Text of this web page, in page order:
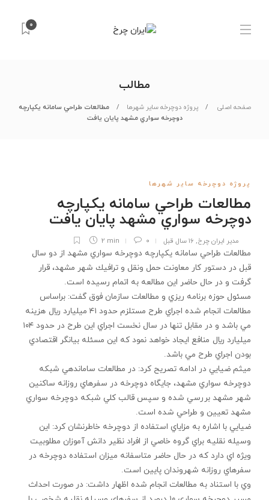
۰
مطالب
صفحه اصلی پروژه دوچرخه سایر شهرها
مطالعات طراحي سامانه يكپارچه
دوچرخه سواري مشهد پايان يافت
پروژه دوچرخه سایر شهرها
مطالعات طراحي سامانه يكپارچه
دوچرخه سواري مشهد پايان يافت
مدیر ایران چرخ, ۱۶ سال قبل ۰ 2 min
مطالعات طراحي سامانه يكپارچه دوچرخه سواري مشهد از دو سال
قبل در دستور كار معاونت حمل ونقل و ترافيك شهر مشهد، قرار
گرفت و در حال حاضر اين مطالعه به اتمام رسيده است.
مسئول حوزه برنامه ريزي و مطالعات سازمان فوق گفت: براساس
مطالعات انجام شده اجراي طرح مستلزم حدود ۴۱ ميليارد ريال هزينه
مي باشد و در مقابل تنها در سال نخست اجراي اين طرح در حدود ۱۰۴
ميليارد ريال منافع ايجاد خواهد نمود كه اين مسئله بيانگر اقتصادي
بودن اجراي طرح مي باشد.
ميثم ضيايي در ادامه تصريح كرد: در مطالعات ساماندهي شبكه
دوچرخه سواري مشهد، جايگاه دوچرخه در سفرهاي روزانه ساكنين
شهر مشهد بررسي شده و سپس قالب كلي شبكه دوچرخه سواري
مشهد تعيين و طراحي شده است.
ضيايي با اشاره به مزاياي استفاده از دوچرخه خاطرنشان كرد: اين
وسيله نقليه براي گروه خاصي از افراد نظير دانش آموزان مطلوبيت
ويژه اي دارد كه در حال حاضر متاسفانه ميزان استفاده دوچرخه در
سفرهاي روزانه شهروندان پايين است.
وي با استناد به مطالعات انجام شده اظهار داشت: در صورت احداث